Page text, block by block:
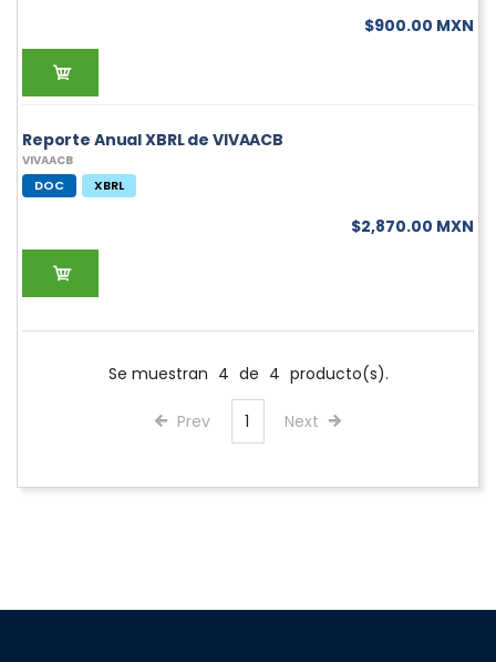
$900.00 MXN
Reporte Anual XBRL de VIVAACB
VIVAACB
DOC XBRL
$2,870.00 MXN
Se muestran 4 de 4 producto(s).
Prev 1 Next